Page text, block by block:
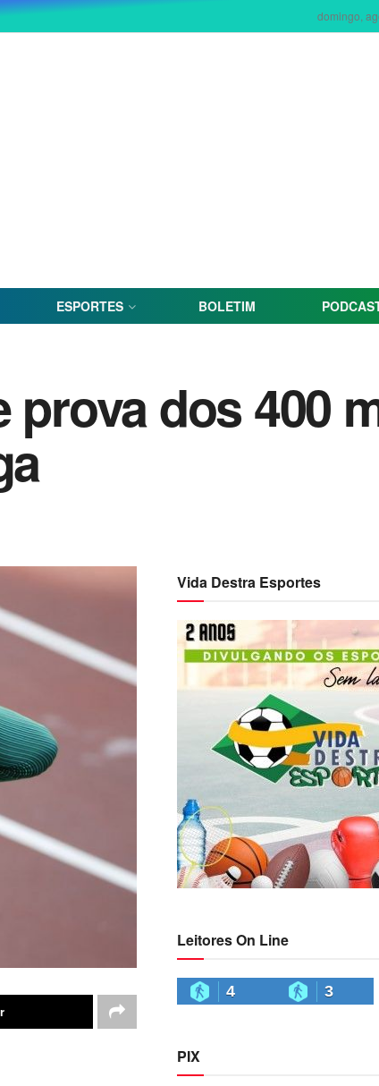
domingo,
ESPORTES BOLETIM
dos 400
Vida Destra Esportes
Leitores On Line
4 3
PIX